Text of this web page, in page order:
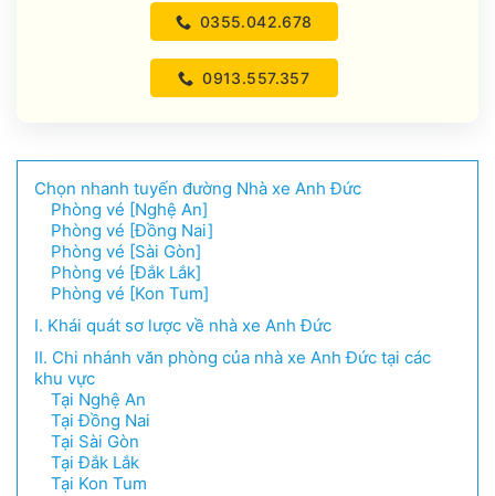
0355.042.678
0913.557.357
Chọn nhanh tuyến đường Nhà xe Anh Đức
Phòng vé [Nghệ An]
Phòng vé [Đồng Nai]
Phòng vé [Sài Gòn]
Phòng vé [Đắk Lắk]
Phòng vé [Kon Tum]
I. Khái quát sơ lược về nhà xe Anh Đức
II. Chi nhánh văn phòng của nhà xe Anh Đức tại các
khu vực
Tại Nghệ An
Tại Đồng Nai
Tại Sài Gòn
Tại Đắk Lắk
Tại Kon Tum